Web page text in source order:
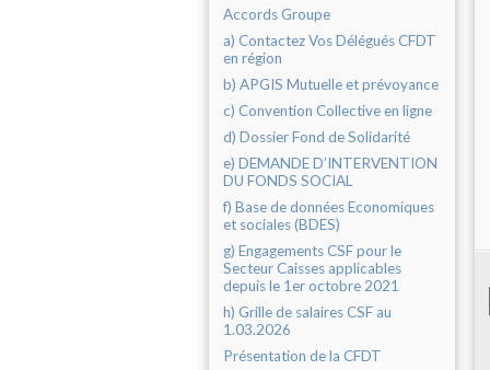
Accords Groupe
a) Contactez Vos Délégués CFDT
en région
b) APGIS Mutuelle et prévoyance
c) Convention Collective en ligne
d) Dossier Fond de Solidarité
e) DEMANDE D’INTERVENTION
DU FONDS SOCIAL
f) Base de données Economiques
et sociales (BDES)
g) Engagements CSF pour le
Secteur Caisses applicables
depuis le 1er octobre 2021
h) Grille de salaires CSF au
1.03.2026
Présentation de la CFDT